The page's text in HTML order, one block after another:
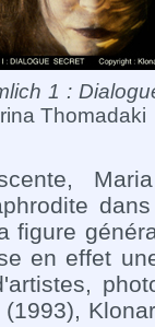
1 :
Thomadaki
figure
en effet
(1993),